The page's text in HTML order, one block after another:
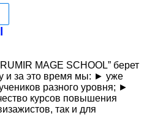
MAGE SCHOOL” берет
и за это время мы: ► уже
разного уровня; ►
курсов повышения
так и для